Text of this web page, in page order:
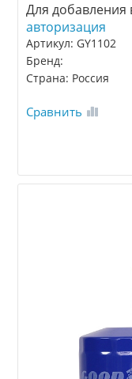
Для добавления
авторизация
Артикул: GY1102
Бренд:
Страна: Россия
Сравнить